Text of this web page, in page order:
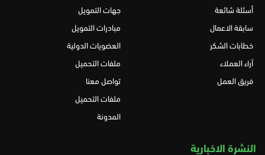
أسئلة شائعة
سابقة الاعمال
خطابات الشكر
آراء العملاء
فريق العمل
جهات التمويل
مبادرات التمويل
العضويات الدولية
ملفات التحميل
تواصل معنا
ملفات التحميل
المدونة
النشرة الاخبارية